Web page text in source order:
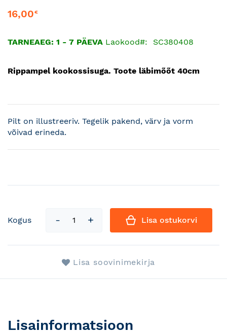
the
gallery
16,00€
TARNEAEG: 1 - 7 PÄEVA Laokood SC380408
Rippampel kookossisuga. Toote läbimõõt 40cm
Pilt on illustreeriv. Tegelik pakend, värv ja vorm
võivad erineda.
Kogus Lisa ostukorvi
Lisa soovinimekirja
Lisainformatsioon